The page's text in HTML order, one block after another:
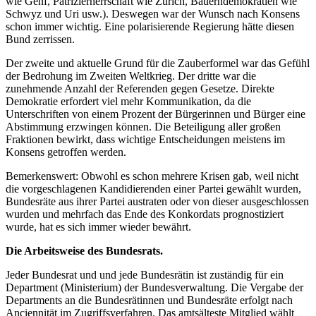
Schwyz und Uri usw.). Deswegen war der Wunsch nach Konsens
schon immer wichtig. Eine polarisierende Regierung hätte diesen
Bund zerrissen.
Der zweite und aktuelle Grund für die Zauberformel war das Gefühl
der Bedrohung im Zweiten Weltkrieg. Der dritte war die
zunehmende Anzahl der Referenden gegen Gesetze. Direkte
Demokratie erfordert viel mehr Kommunikation, da die
Unterschriften von einem Prozent der Bürgerinnen und Bürger eine
Abstimmung erzwingen können. Die Beteiligung aller großen
Fraktionen bewirkt, dass wichtige Entscheidungen meistens im
Konsens getroffen werden.
Bemerkenswert: Obwohl es schon mehrere Krisen gab, weil nicht
die vorgeschlagenen Kandidierenden einer Partei gewählt wurden,
Bundesräte aus ihrer Partei austraten oder von dieser ausgeschlossen
wurden und mehrfach das Ende des Konkordats prognostiziert
wurde, hat es sich immer wieder bewährt.
Die Arbeitsweise des Bundesrats.
Jeder Bundesrat und und jede Bundesrätin ist zuständig für ein
Department (Ministerium) der Bundesverwaltung. Die Vergabe der
Departments an die Bundesrätinnen und Bundesräte erfolgt nach
Anciennität im Zugriffsverfahren. Das amtsälteste Mitglied wählt